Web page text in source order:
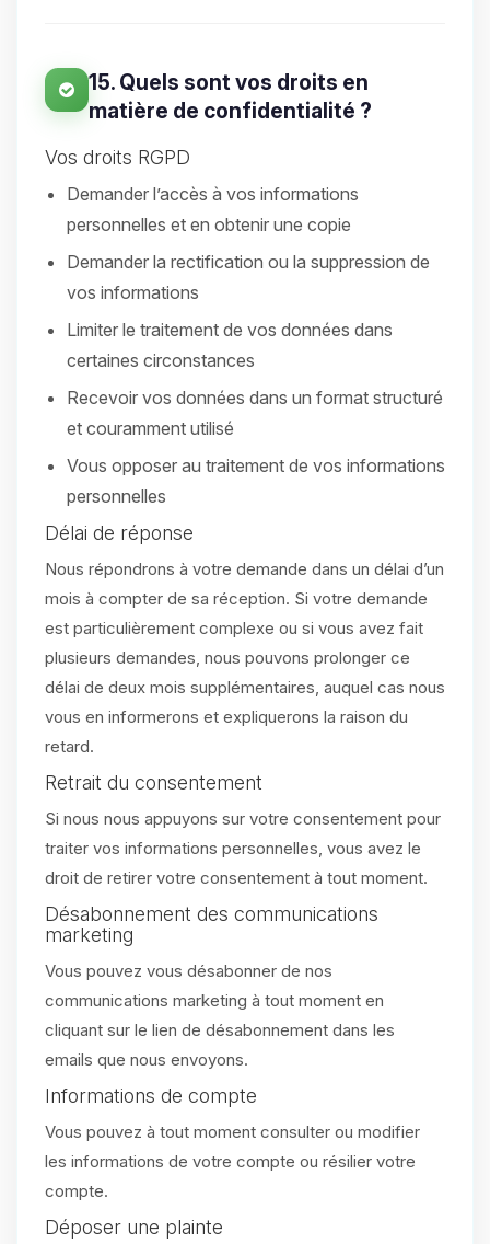
15. Quels sont vos droits en
matière de confidentialité ?
Vos droits RGPD
Demander l’accès à vos informations
personnelles et en obtenir une copie
Demander la rectification ou la suppression de
vos informations
Limiter le traitement de vos données dans
certaines circonstances
Recevoir vos données dans un format structuré
et couramment utilisé
Vous opposer au traitement de vos informations
personnelles
Délai de réponse
Nous répondrons à votre demande dans un délai d’un
mois à compter de sa réception. Si votre demande
est particulièrement complexe ou si vous avez fait
plusieurs demandes, nous pouvons prolonger ce
délai de deux mois supplémentaires, auquel cas nous
vous en informerons et expliquerons la raison du
retard.
Retrait du consentement
Si nous nous appuyons sur votre consentement pour
traiter vos informations personnelles, vous avez le
droit de retirer votre consentement à tout moment.
Désabonnement des communications
marketing
Vous pouvez vous désabonner de nos
communications marketing à tout moment en
cliquant sur le lien de désabonnement dans les
emails que nous envoyons.
Informations de compte
Vous pouvez à tout moment consulter ou modifier
les informations de votre compte ou résilier votre
compte.
Déposer une plainte